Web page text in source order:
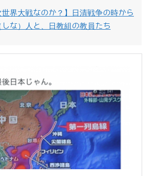
世界大戦なのか？】日清戦争の時から
な）人と、日教組の教員たち